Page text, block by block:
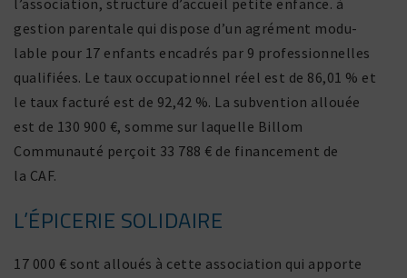
l’association, struc­ture d’accueil petite enfance. à
gestion paren­tale qui dispose d’un agré­ment modu­
lable pour 17 enfants enca­drés par 9 profes­sion­nelles
quali­fiées. Le taux occu­pa­tionnel réel est de 86,01 % et
le taux facturé est de 92,42 %. La subven­tion allouée
est de 130 900 €, somme sur laquelle Billom
Communauté perçoit 33 788 € de finan­ce­ment de
la CAF.
L’ÉPICERIE SOLIDAIRE
17 000 € sont alloués à cette asso­cia­tion qui apporte